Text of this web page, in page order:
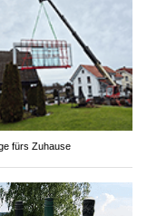
fürs Zuhause